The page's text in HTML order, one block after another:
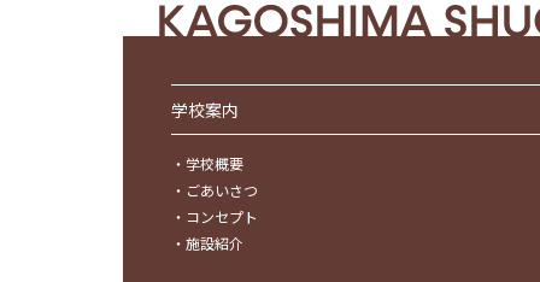
学校案内
・ 学校概要
・ ごあいさつ
・ コンセプト
・ 施設紹介